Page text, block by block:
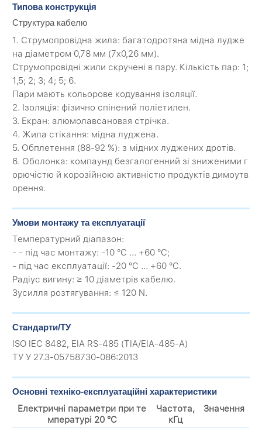
Типова конструкція
Структура кабелю
1. Струмопровідна жила: багатодротяна мідна лудже
на діаметром 0,78 мм (7х0,26 мм).
Струмопровідні жили скручені в пару. Кількість пар: 1;
1,5; 2; 3; 4; 5; 6.
Пари мають кольорове кодування ізоляції.
2. Ізоляція: фізично спінений поліетилен.
3. Екран: алюмолавсановая стрічка.
4. Жила стікання: мідна луджена.
5. Обплетення (88-92 %): з мідних луджених дротів.
6. Оболонка: компаунд безгалогенний зі зниженими г
орючістю й корозійною активністю продуктів димоутв
орення.
Умови монтажу та експлуатації
Температурний діапазон:
- - під час монтажу: -10 °C ... +60 °C;
- під час експлуатації: -20 °C ... +60 °C.
Радіус вигину: ≥ 10 діаметрів кабелю.
Зусилля розтягування: ≤ 120 N.
Стандарти/ТУ
ISO IEC 8482, EIA RS-485 (ТIA/EIA-485-A)
ТУ У 27.3-05758730-086:2013
Основні техніко-експлуатаційні характеристики
Електричні параметри при те
мпературі 20 °C
Частота,
кГц
Значення